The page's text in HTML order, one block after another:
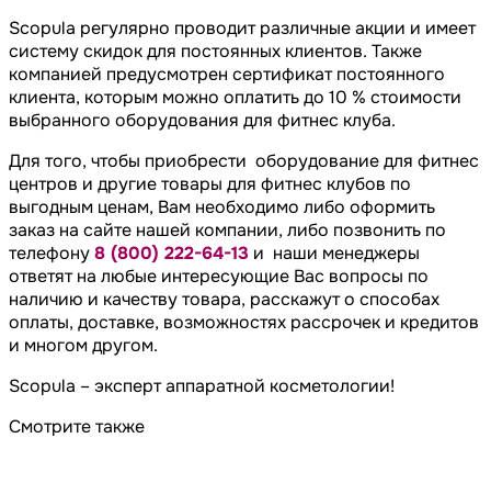
Scopula регулярно проводит различные акции и имеет
систему скидок для постоянных клиентов. Также
компанией предусмотрен сертификат постоянного
клиента, которым можно оплатить до 10 % стоимости
выбранного оборудования для фитнес клуба.
Для того, чтобы приобрести оборудование для фитнес
центров и другиетовары для фитнес клубов по
выгодным ценам, Вам необходимо либо оформить
заказ на сайте нашей компании, либо позвонить по
телефону8 (800) 222-64-13 и наши менеджеры
ответят на любые интересующие Вас вопросы по
наличию и качеству товара, расскажут о способах
оплаты, доставке, возможностях рассрочек и кредитов
и многом другом.
Scopula – эксперт аппаратной косметологии!
Смотрите также